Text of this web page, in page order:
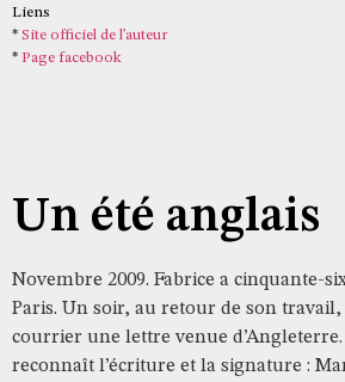
Liens
* Site officiel de l’auteur
* Page facebook
Un été anglais
Novembre 2009. Fabrice a cinquante-
Paris. Un soir, au retour de son
courrier une lettre venue
reconnaît l’écriture et la signature :